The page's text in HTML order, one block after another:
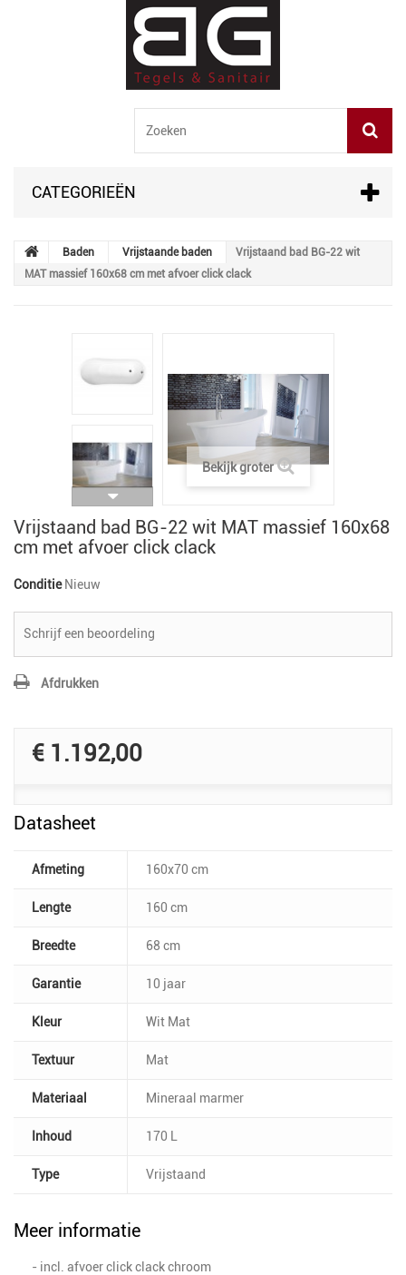
CATEGORIEËN
Baden Vrijstaande baden
Vrijstaand bad BG-22 wit
MAT massief 160x68 cm met afvoer click clack
Bekijk groter
Vrijstaand bad BG-22 wit MAT massief 160x68
cm met afvoer click clack
Conditie Nieuw
Schrijf een beoordeling
Afdrukken
€ 1.192,00
Datasheet
Afmeting 160x70 cm
Lengte 160 cm
Breedte 68 cm
Garantie 10 jaar
Kleur Wit Mat
Textuur Mat
Materiaal Mineraal marmer
Inhoud 170 L
Type Vrijstaand
Meer informatie
- incl. afvoer click clack chroom